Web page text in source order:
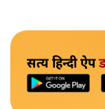
सत्य हिन्दी ऐप